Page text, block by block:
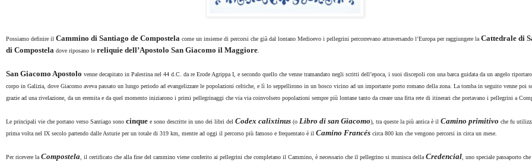
Possiamo definire il Cammino di Santiago de Compostela come un insieme di percorsi che già dal lontano Medioevo i pellegrini percorrevano attraversando l’Europa per raggiungere laCattedrale di
di Compostela dove riposano le reliquie dell’Apostolo San Giacomo il Maggiore.
San Giacomo Apostolo venne decapitato in Palestina nel 44 d.C. da re Erode Agrippa I, e secondo quello che venne tramandato negli scritti dell’epoca, i suoi discepoli con una barca guidata da un angelo
corpo in Galizia, dove Giacomo aveva passato un lungo periodo ad evangelizzare le popolazioni celtiche, e lì lo seppellirono in un bosco vicino ad un importante porto romano della zona. La tomba in seguito venne poi
grazie ad una rivelazione, da un eremita e da quel momento iniziarono i primi pellegrinaggi che via via coinvolsero popolazioni sempre più lontane tanto da creare una fitta rete di itinerari che portavano i pellegrini a
Le principali vie che portano verso Santiago sono cinque e sono descritte in uno dei libri del Codex calixtinus (o Libro di san Giacomo), tra queste la più antica è il Camino primitivo che fu
prima volta nel IX secolo partendo dalle Asturie per un totale di 319 km, mentre ad oggi il percorso più famoso e frequentato è il Camino Francés circa 800 km che vengono percorsi in circa un mese.
Per ricevere laCompostela, il certificato che alla fine del cammino viene conferito ai pellegrini che completano il Cammino, è necessario che il pellegrino si munisca dellaCredencial, uno speciale passaporto